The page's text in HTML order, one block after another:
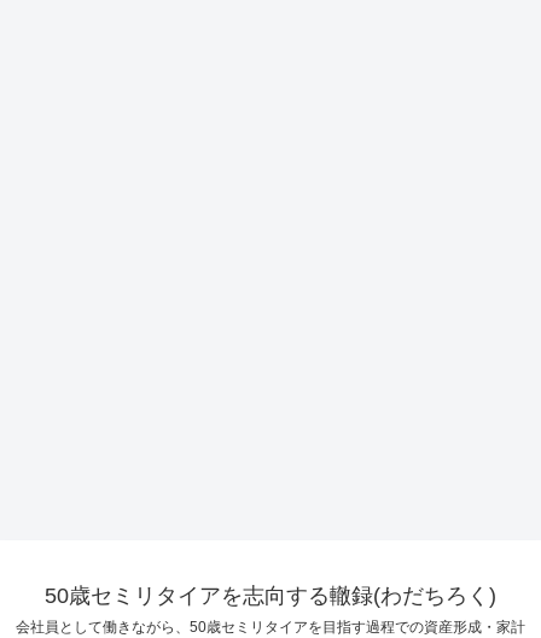
50歳セミリタイアを志向する轍録(わだちろく)
会社員として働きながら、50歳セミリタイアを目指す過程での資産形成・家計